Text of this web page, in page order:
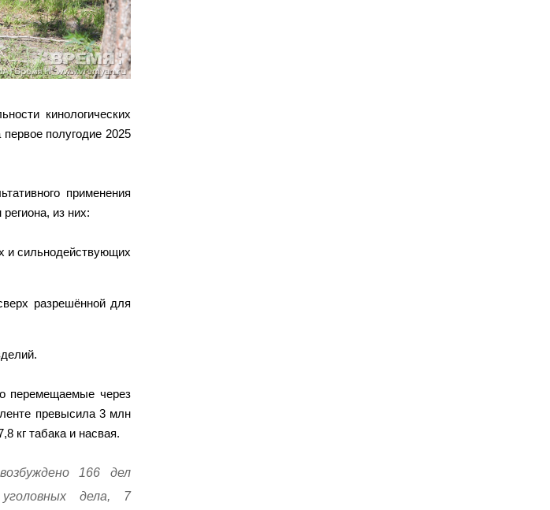
кинологических
полугодие 2025
применения
из них:
и сильнодействующих
разрешённой для
перемещаемые через
превысила 3 млн
кг табака и насвая.
166 дел
дела, 7